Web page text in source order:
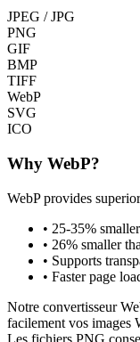
JPEG / JPG
PNG
GIF
BMP
TIFF
WebP
SVG
ICO
Why WebP?
WebP provides
• 25-35%
• 26% smaller
• Supports
• Faster page
Notre convertisseur
facilement vos images
Les fichiers PNG